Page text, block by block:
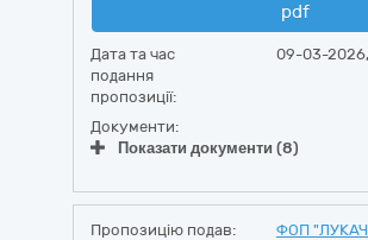
pdf
Дата та час
подання
пропозиції:
09-03-2026,
Документи:
Показати документи (8)
Пропозицію подав:
ФОП